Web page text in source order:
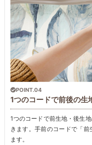
POINT.04
1つのコードで前後の生
1つのコードで前生地・後生
きます。手前のコードで「
ます。